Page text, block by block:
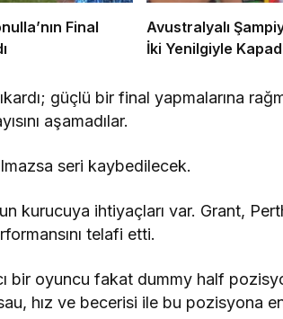
Final
Avustralyalı
İki Yenilgiyle
güçlü bir final yapmalarına
aşamadılar.
seri kaybedilecek.
kurucuya ihtiyaçları var. Grant,
telafi etti.
bir oyuncu fakat dummy half
hız ve becerisi ile bu pozisyona